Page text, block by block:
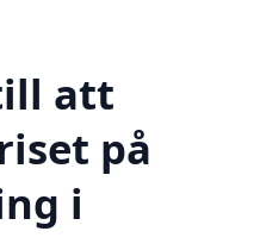
att
på
i